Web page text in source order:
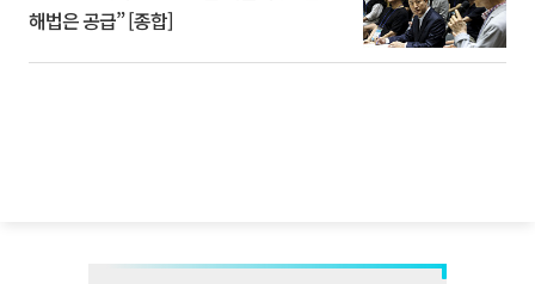
해법은 공급” [종합]